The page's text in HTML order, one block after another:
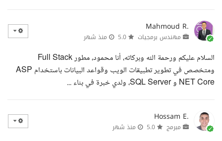
Mahmoud R.
مهندس برمجيات منذ شهر
السلام عليكم ورحمة الله وبركاته، أنا محمود، مطور Full Stack
ومتخصص في تطوير تطبيقات الويب وقواعد البيانات باستخدام ASP
NET Core و SQL Server، ولدي خبرة في بناء ...
Hossam E.
مبرمج منذ شهر